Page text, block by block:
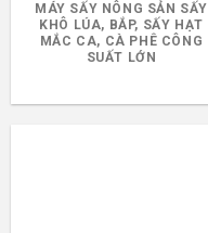
MÁY SẤY NÔNG SẢN SẤY
KHÔ LÚA, BẮP, SẤY HẠT
MẮC CA, CÀ PHÊ CÔNG
SUẤT LỚN